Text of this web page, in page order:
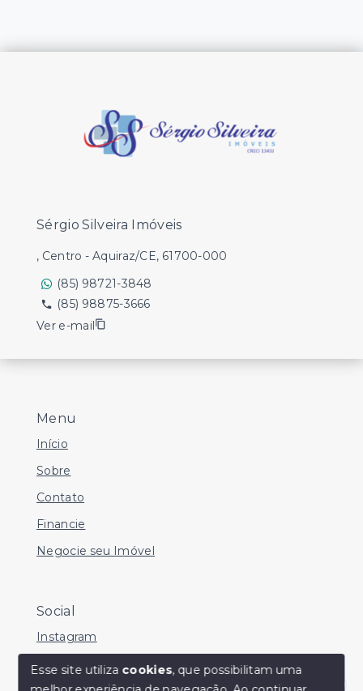
Menu
Início
Sobre
Contato
Financie
Negocie seu Imóvel
Social
Instagram
Facebook
Sérgio Silveira Imóveis
, Centro - Aquiraz/CE, 61700-000
(85) 98721-3848
(85) 98875-3666
Ver e-mail
Esse site utiliza cookies, que possibilitam uma